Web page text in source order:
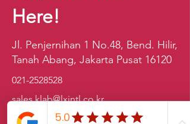
Here!
Jl. Penjernihan 1 No.48, Bend. Hilir,
Tanah Abang, Jakarta Pusat 16120
021-2528528
sales.klab@lxintl.co.kr